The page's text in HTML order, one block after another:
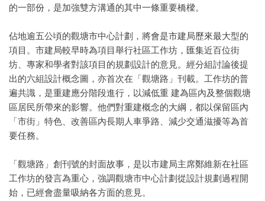
的一部份，是加強雙方溝通的其中一條重要橋樑。
佔地逾五公頃的觀塘市中心計劃，將會是市建局歷來最大型的
項目。市建局較早時為項目舉行社區工作坊，匯集近百位街
坊、專家和學者對該項目的規劃設計的意見。經分組討論後提
出的六組設計概念圖，亦首次在「觀塘路」刊載。工作坊的普
遍共識，是重建應分階段進行，以減低重 建為區內及整個觀塘
區居民所帶來的影響。他們對重建概念的大綱，都以保留區內
「市街」特色、改善區內長期人車爭路、減少交通滋擾等為首
要任務。
「觀塘路」創刊號的封面故事，是以市建局主席鄭維新在社區
工作坊的發言為重心，強調觀塘市中心計劃從設計規劃過程開
始，已經會盡量吸納各方面的意見。